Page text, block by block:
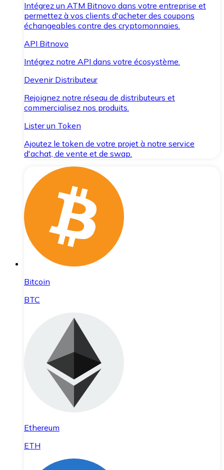
Intégrez un ATM Bitnovo dans votre entreprise et
permettez à vos clients d'acheter des coupons
échangeables contre des cryptomonnaies.
API Bitnovo
Intégrez notre API dans votre écosystème.
Devenir Distributeur
Rejoignez notre réseau de distributeurs et
commercialisez nos produits.
Lister un Token
Ajoutez le token de votre projet à notre service
d'achat, de vente et de swap.
Bitcoin
BTC
Ethereum
ETH